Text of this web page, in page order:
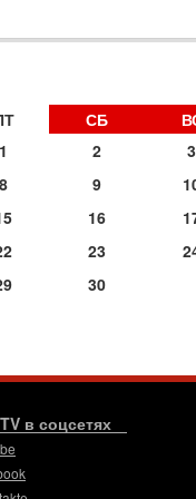
СБ
1
2
3
8 9
16
23
30
в соцсетях